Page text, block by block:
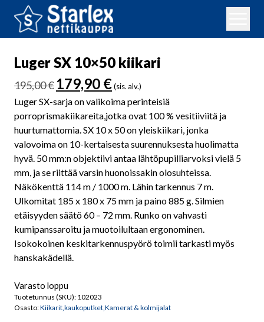
Luger SX 10×50 kiikari
195,00€ Alkuperäinen
hinta
oli:
195,00 €.
179,90 €Nykyinen
hinta
on:
179,90 €.
(sis. alv.)
Luger SX-sarja on valikoima perinteisiä
porroprismakiikareita,jotka ovat 100 % vesitiiviitä ja
huurtumattomia. SX 10 x 50 on yleiskiikari, jonka
valovoima on 10-kertaisesta suurennuksesta huolimatta
hyvä. 50 mm:n objektiivi antaa lähtöpupilliarvoksi vielä 5
mm, ja se riittää varsin huonoissakin olosuhteissa.
Näkökenttä 114 m / 1000 m. Lähin tarkennus 7 m.
Ulkomitat 185 x 180 x 75 mm ja paino 885 g. Silmien
etäisyyden säätö 60 – 72 mm. Runko on vahvasti
kumipanssaroitu ja muotoilultaan ergonominen.
Isokokoinen keskitarkennuspyörö toimii tarkasti myös
hanskakädellä.
Varasto loppu
Tuotetunnus (SKU): 102023
Osasto:Kiikarit,kaukoputket,Kamerat & kolmijalat